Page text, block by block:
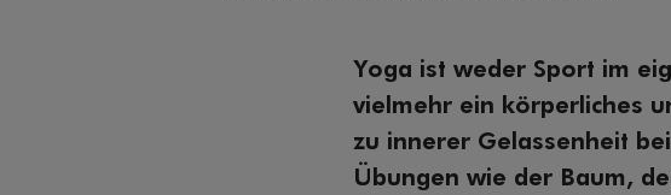
Yoga ist weder Sport im
vielmehr ein körperliches
zu innerer Gelassenheit
Übungen wie der Baum,